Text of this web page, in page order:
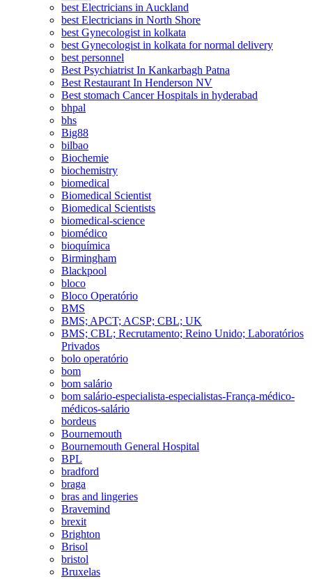
best Electricians in Auckland
best Electricians in North Shore
best Gynecologist in kolkata
best Gynecologist in kolkata for normal delivery
best personnel
Best Psychiatrist In Kankarbagh Patna
Best Restaurant In Henderson NV
Best stomach Cancer Hospitals in hyderabad
bhpal
bhs
Big88
bilbao
Biochemie
biochemistry
biomedical
Biomedical Scientist
Biomedical Scientists
biomedical-science
biomédico
bioquímica
Birmingham
Blackpool
bloco
Bloco Operatório
BMS
BMS; APCT; ACSP; CBL; UK
BMS; CBL; Recrutamento; Reino Unido; Laboratórios
Privados
bolo operatório
bom
bom salário
bom salário-especialista-especialistas-França-médico-
médicos-salário
bordeus
Bournemouth
Bournemouth General Hospital
BPL
bradford
braga
bras and lingeries
Bravemind
brexit
Brighton
Brisol
bristol
Bruxelas